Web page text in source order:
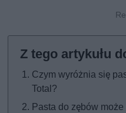
Czym wyróżnia się
Total?
Pasta do zębów